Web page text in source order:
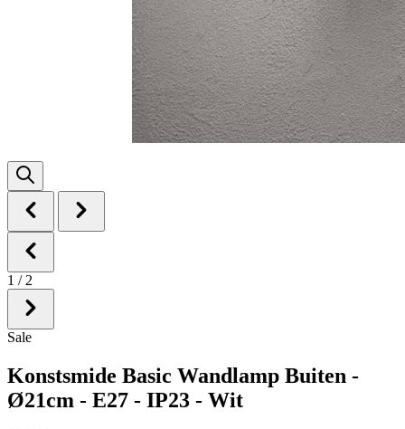
1 / 2
Sale
Konstsmide Basic Wandlamp Buiten -
Ø21cm - E27 - IP23 - Wit